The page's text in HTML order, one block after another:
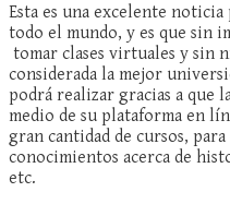
Esta es una excelente
todo el mundo, y es que sin
tomar clases virtuales y sin
considerada la mejor
podrá realizar gracias a que
medio de su plataforma en
gran cantidad de cursos,
conocimientos acerca de
etc.